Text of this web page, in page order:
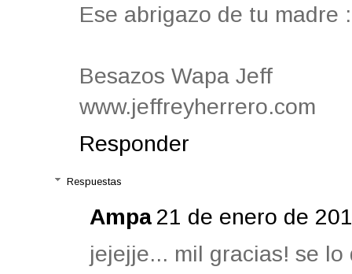
Ese abrigazo de tu madre
Besazos Wapa Jeff
www.jeffreyherrero.com
Responder
Respuestas
Ampa 21 de enero de
jejejje... mil gracias! se lo